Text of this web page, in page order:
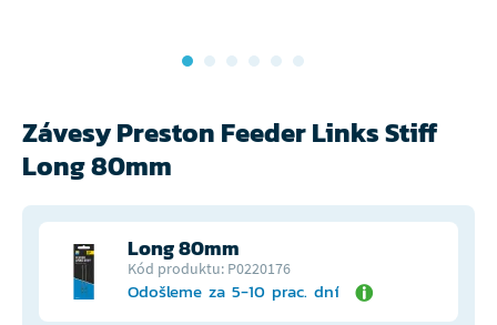
Závesy Preston Feeder Links Stiff
Long 80mm
Long 80mm
Kód produktu: P0220176
Odošleme za 5-10 prac. dní